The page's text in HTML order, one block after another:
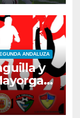
ANDALUZA
y